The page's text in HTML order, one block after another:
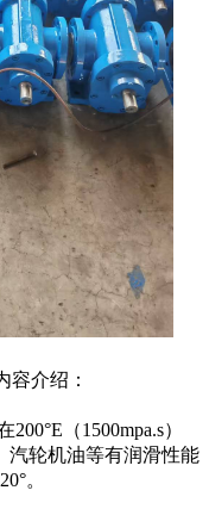
容介绍：
（1500mpa.s）
汽轮机油等有润滑性能
。